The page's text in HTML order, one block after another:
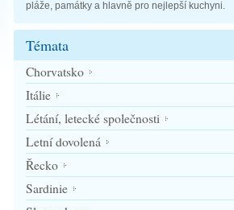
pláže, památky a hlavně pro nejlepší kuchyni.
Témata
Chorvatsko
Itálie
Létání, letecké společnosti
Letní dovolená
Řecko
Sardinie